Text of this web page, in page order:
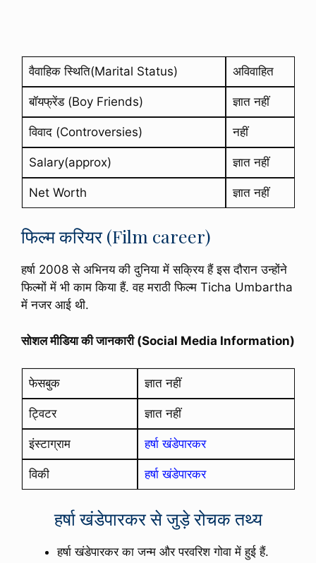
वैवाहिक स्थिति(Marital Status) अविवाहित
बॉयफ्रेंड (Boy Friends) ज्ञात नहीं
विवाद (Controversies) नहीं
Salary(approx) ज्ञात नहीं
Net Worth ज्ञात नहीं
फिल्म करियर (Film career)
हर्षा 2008 से अभिनय की दुनिया में सक्रिय हैं इस दौरान उन्होंने
फिल्मों में भी काम किया हैं. वह मराठी फिल्म Ticha Umbartha
में नजर आई थी.
सोशल मीडिया की जानकारी (Social Media Information)
फेसबुक ज्ञात नहीं
ट्विटर ज्ञात नहीं
इंस्टाग्राम हर्षा खंडेपारकर
विकी हर्षा खंडेपारकर
हर्षा खंडेपारकर से जुड़े रोचक तथ्य
हर्षा खंडेपारकर का जन्म और परवरिश गोवा में हुई हैं.